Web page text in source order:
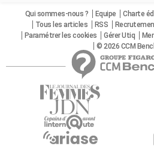
Qui sommes-nous ? Equipe Charte
Tous les articles
RSS
Paramétrer les cookies
Gérer Utiq
© 2026 CCM